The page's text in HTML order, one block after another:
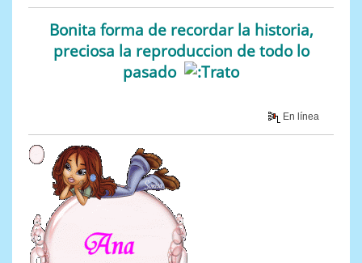
Bonita forma de recordar la historia,
preciosa la reproduccion de todo lo
pasado
En línea